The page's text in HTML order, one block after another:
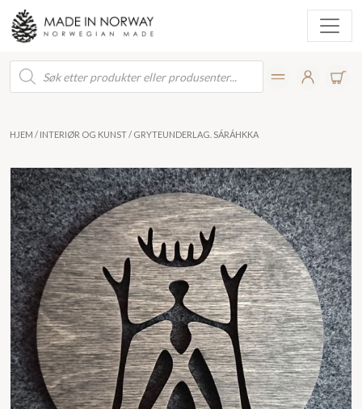
Products
search
HJEM / INTERIØR OG KUNST/ GRYTEUNDERLAG. SÁRÁHKKA